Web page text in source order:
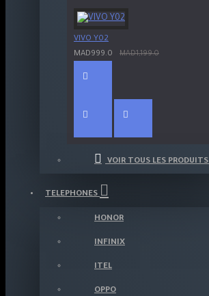
VIVO Y02
MAD999.0
MAD1,199.0
VOIR TOUS LES PRODUITS
TELEPHONES
HONOR
INFINIX
ITEL
OPPO